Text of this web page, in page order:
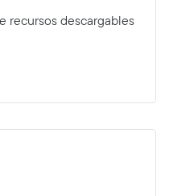
recursos descargables